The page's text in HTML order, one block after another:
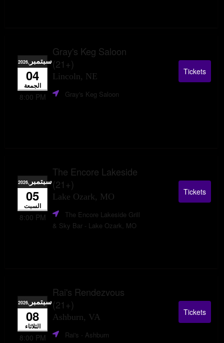
Gray's Keg Saloon
(21+)
Lincoln, NE
سبتمبر ,2026
04
الجمعة
8:00 PM Gray's Keg Saloon
Tickets
The Encore Lakeside
(21+)
Lake Ozark, MO
سبتمبر ,2026
05
السبت
8:00 PM
The Encore Lakeside Grill
& Sky Bar - Lake Ozark, MO
Tickets
Rai's Rendezvous
(21+)
Ashburn, VA
سبتمبر ,2026
08
الثلاثاء
8:00 PM Rai's - Ashburn
Tickets